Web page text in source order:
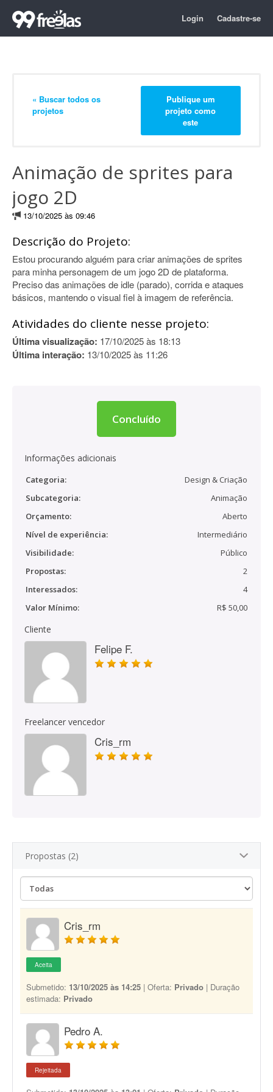
Login Cadastre-se
« Buscar todos os
projetos
Publique um
projeto como
este
Animação de sprites para
jogo 2D
13/10/2025 às 09:46
Descrição do Projeto:
Estou procurando alguém para criar animações de sprites
para minha personagem de um jogo 2D de plataforma.
Preciso das animações de idle (parado), corrida e ataques
básicos, mantendo o visual fiel à imagem de referência.
Atividades do cliente nesse projeto:
Última visualização: 17/10/2025 às 18:13
Última interação: 13/10/2025 às 11:26
Concluído
Informações adicionais
Categoria:
Design & Criação
Subcategoria:
Animação
Orçamento:
Aberto
Nível de experiência:
Intermediário
Visibilidade:
Público
Propostas:
2
Interessados:
4
Valor Mínimo:
R$ 50,00
Cliente
Felipe F.
Freelancer vencedor
Cris_rm
Propostas (2)
Cris_rm
Aceita
Submetido: 13/10/2025 às 14:25 | Oferta: Privado | Duração
estimada: Privado
Pedro A.
Rejeitada